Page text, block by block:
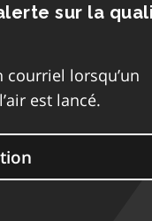
sur la
lorsqu’un
est lancé.